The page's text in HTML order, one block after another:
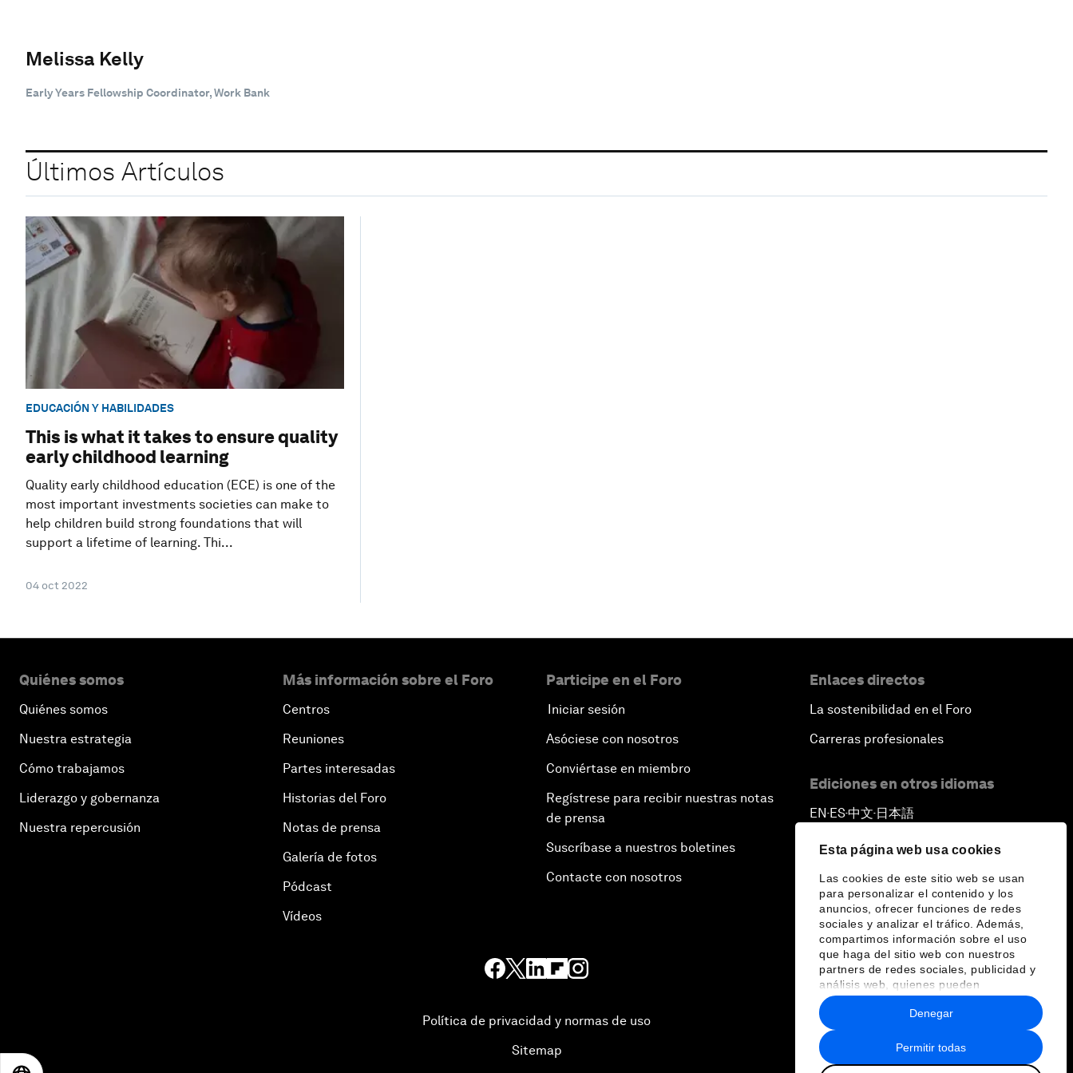
Esta página web usa cookies
Las cookies de este sitio web se usan
para personalizar el contenido y los
anuncios, ofrecer funciones de redes
sociales y analizar el tráfico. Además,
compartimos información sobre el uso
que haga del sitio web con nuestros
partners de redes sociales, publicidad y
análisis web, quienes pueden
combinarla con otra información que les
haya proporcionado o que hayan
recopilado a partir del uso que haya
hecho de sus servicios.
Permitir todas
Denegar
Melissa Kelly
Early Years Fellowship Coordinator, Work Bank
Últimos Artículos
EDUCACIÓN Y HABILIDADES
This is what it takes to ensure quality
early childhood learning
Quality early childhood education (ECE) is one of the
most important investments societies can make to
help children build strong foundations that will
support a lifetime of learning. Thi...
04 oct 2022
Quiénes somos
Quiénes somos
Nuestra estrategia
Cómo trabajamos
Liderazgo y gobernanza
Nuestra repercusión
Más información sobre el Foro
Centros
Reuniones
Partes interesadas
Historias del Foro
Notas de prensa
Galería de fotos
Pódcast
Vídeos
Participe en el Foro
Iniciar sesión
Asóciese con nosotros
Conviértase en miembro
Regístrese para recibir nuestras notas
de prensa
Suscríbase a nuestros boletines
Contacte con nosotros
Enlaces directos
La sostenibilidad en el Foro
Carreras profesionales
Ediciones en otros idiomas
EN ▪ ES▪中文▪ 日本語
Política de privacidad y normas de uso
Sitemap